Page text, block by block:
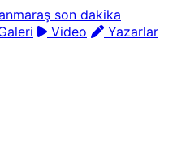
Video
Yazarlar